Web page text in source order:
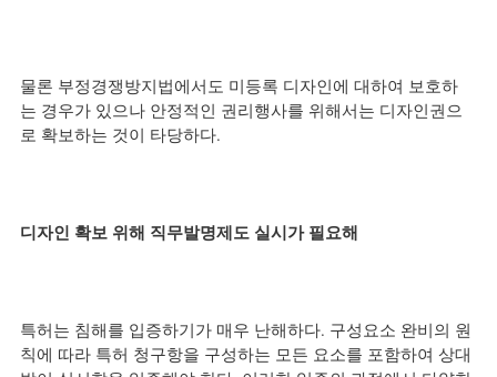
물론 부정경쟁방지법에서도 미등록 디자인에 대하여 보호하
는 경우가 있으나 안정적인 권리행사를 위해서는 디자인권으
로 확보하는 것이 타당하다.
디자인 확보 위해 직무발명제도 실시가 필요해
특허는 침해를 입증하기가 매우 난해하다. 구성요소 완비의 원
칙에 따라 특허 청구항을 구성하는 모든 요소를 포함하여 상대